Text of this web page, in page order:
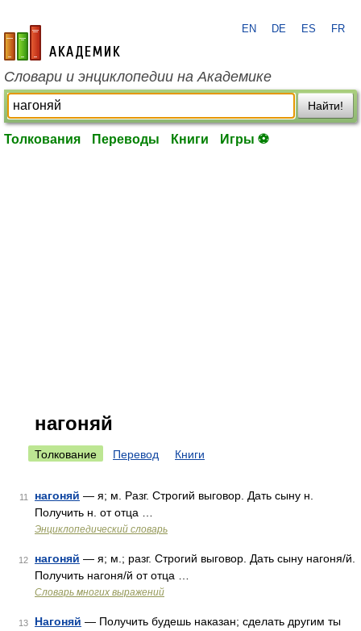
academic.ru
EN DE ES FR
Словари и энциклопедии на Академике
Найти!
Толкования Переводы Книги Игры ⚽
нагоняй
Толкование Перевод Книги
11 нагоняй — я; м. Разг. Строгий выговор. Дать сыну н.
Получить н. от отца …
Энциклопедический словарь
12 нагоняй — я; м.; разг. Строгий выговор. Дать сыну нагоня/й.
Получить нагоня/й от отца …
Словарь многих выражений
13 Нагоняй — Получить будешь наказан; сделать другим ты